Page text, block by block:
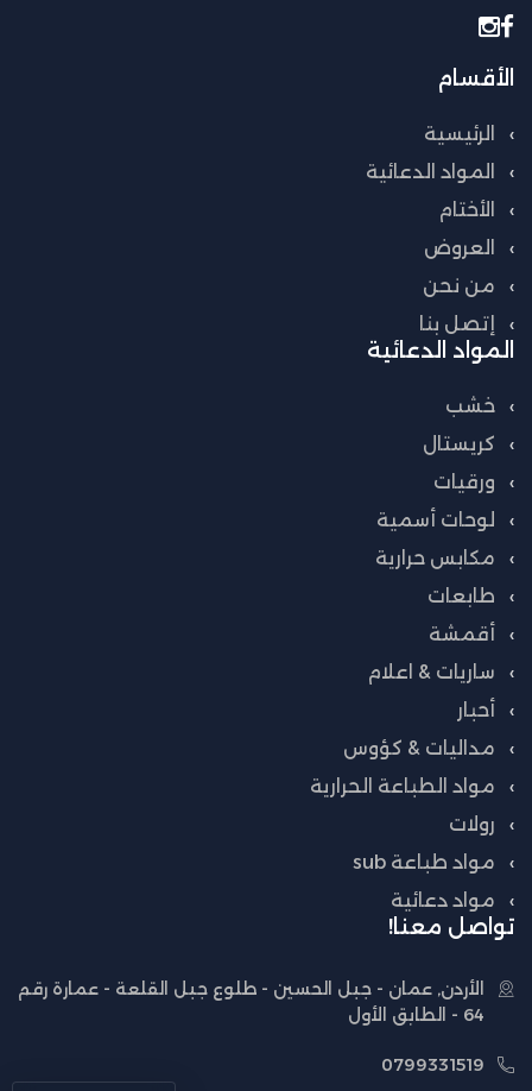
الأقسام
الرئيسية
المواد الدعائية
الأختام
العروض
من نحن
إتصل بنا
المواد الدعائية
خشب
كريستال
ورقيات
لوحات أسمية
مكابس حرارية
طابعات
أقمشة
ساريات & اعلام
أحبار
مداليات & كؤوس
مواد الطباعة الحرارية
رولات
مواد طباعة sub
مواد دعائية
تواصل معنا!
الأردن, عمان - جبل الحسين - طلوع جبل القلعة - عمارة رقم
64 - الطابق الأول
0799331519